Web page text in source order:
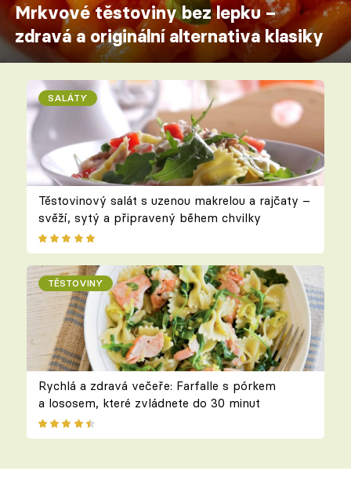
Mrkvové těstoviny bez lepku –
zdravá a originální alternativa klasiky
SALÁTY
Těstovinový salát s uzenou makrelou a rajčaty –
svěží, sytý a připravený během chvilky
TĚSTOVINY
Rychlá a zdravá večeře: Farfalle s pórkem
a lososem, které zvládnete do 30 minut